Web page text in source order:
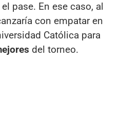
pase. En ese caso, al
con empatar en
Católica para
del torneo.